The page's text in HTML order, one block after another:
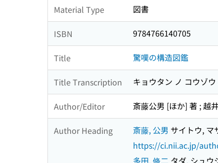
Material Type 図書
ISBN 9784766140705
Title 驚嘆の構造図鑑
Title Transcription キョウタン ノ コウゾ
Author/Editor 斎藤公男 [ほか] 著 ; 越
Author Heading 斎藤, 公男 サイトウ, マ
https://ci.nii.ac.jp/
多田, 脩二 タダ, シュウ